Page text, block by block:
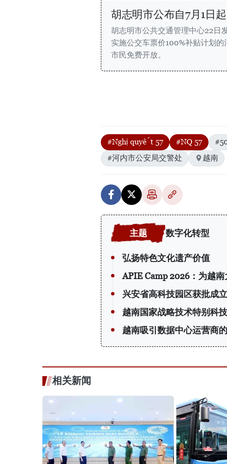
胡志明市公布自7月1日
胡志明市公共交通管理中心22日
实施公交车票价100%补贴计划
市民免费开放。
#Nghị quyết 57 #NQ 57
#河内市公安局交警处
越南
数字化转型
弘扬特色文化遗产价值
APIE Camp 2026：为越
兴安省高科技园区获批成立
越南国家战略技术特别科
越南吸引数据中心运营商
相关新闻